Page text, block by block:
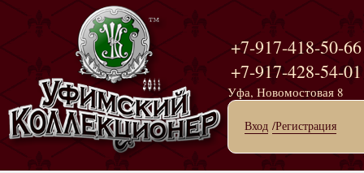
+7-917-418-50-66
+7-917-428-54-01
Уфа, Новомостовая 8
Вход /Регистрация